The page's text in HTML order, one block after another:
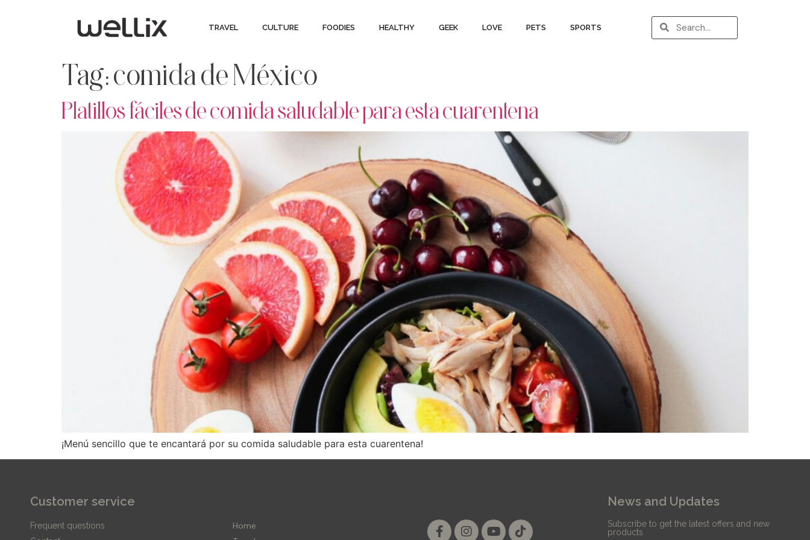
TRAVEL CULTURE FOODIES HEALTHY GEEK LOVE PETS SPORTS
Tag:comida de México
Platillos fáciles de comida saludable para esta cuarentena
¡Menú sencillo que te encantará por su comida saludable para esta cuarentena!
Customer service
Frequent questions
Home
News and Updates
Subscribe to get the latest offers and new
products